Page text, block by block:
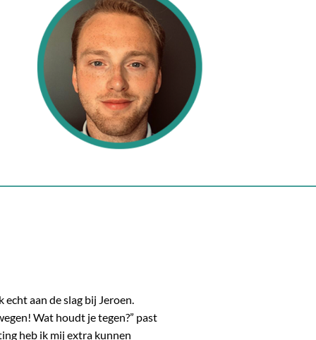
aan de slag bij Jeroen.
Wat houdt je tegen?” past
heb ik mij extra kunnen